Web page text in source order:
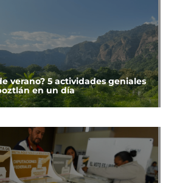
verano? 5 actividades geniales
en un día